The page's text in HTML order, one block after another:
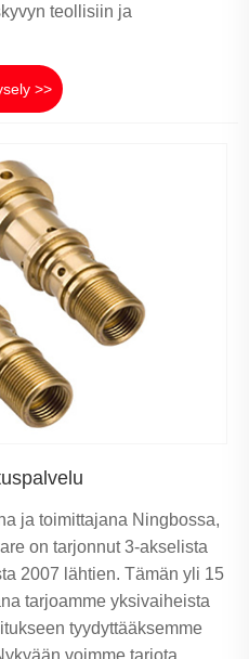
teollisiin ja
>>
ja toimittajana Ningbossa,
on tarjonnut 3-akselista
2007 lähtien. Tämän yli 15
tarjoamme yksivaiheista
tyydyttääksemme
voimme tarjota